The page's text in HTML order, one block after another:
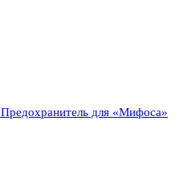
Предохранитель для «Мифоса»